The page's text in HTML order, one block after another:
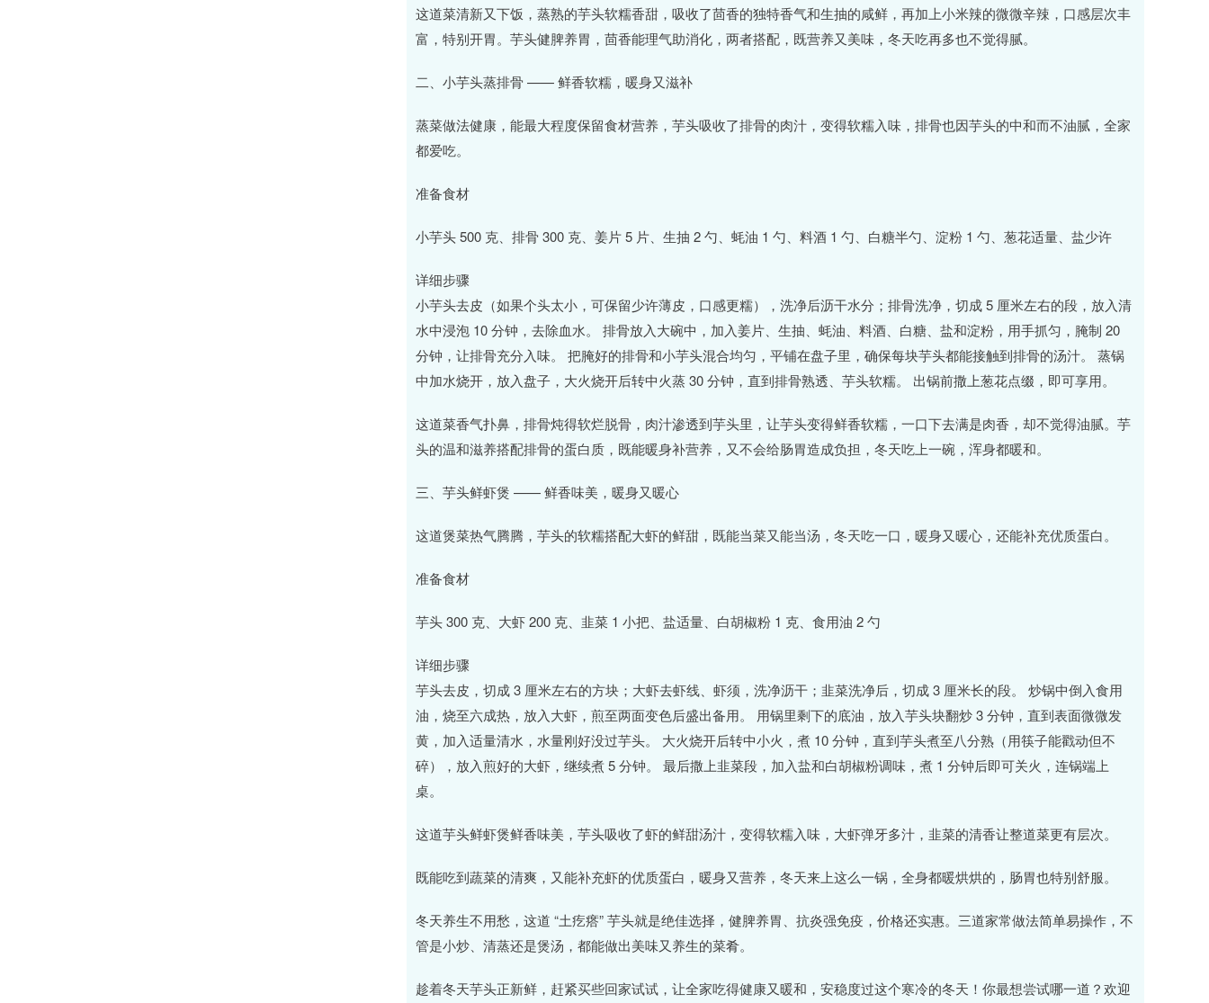
这道菜清新又下饭，蒸熟的芋头软糯香甜，吸收了茴香的独特香气和生抽的咸鲜，再加上小米辣的微微辛辣，口感层次丰
富，特别开胃。芋头健脾养胃，茴香能理气助消化，两者搭配，既营养又美味，冬天吃再多也不觉得腻。
二、小芋头蒸排骨 —— 鲜香软糯，暖身又滋补
蒸菜做法健康，能最大程度保留食材营养，芋头吸收了排骨的肉汁，变得软糯入味，排骨也因芋头的中和而不油腻，全家
都爱吃。
准备食材
小芋头 500 克、排骨 300 克、姜片 5 片、生抽 2 勺、蚝油 1 勺、料酒 1 勺、白糖半勺、淀粉 1 勺、葱花适量、盐少许
详细步骤
小芋头去皮（如果个头太小，可保留少许薄皮，口感更糯），洗净后沥干水分；排骨洗净，切成 5 厘米左右的段，放入清
水中浸泡 10 分钟，去除血水。 排骨放入大碗中，加入姜片、生抽、蚝油、料酒、白糖、盐和淀粉，用手抓匀，腌制 20
分钟，让排骨充分入味。 把腌好的排骨和小芋头混合均匀，平铺在盘子里，确保每块芋头都能接触到排骨的汤汁。 蒸锅
中加水烧开，放入盘子，大火烧开后转中火蒸 30 分钟，直到排骨熟透、芋头软糯。 出锅前撒上葱花点缀，即可享用。
这道菜香气扑鼻，排骨炖得软烂脱骨，肉汁渗透到芋头里，让芋头变得鲜香软糯，一口下去满是肉香，却不觉得油腻。芋
头的温和滋养搭配排骨的蛋白质，既能暖身补营养，又不会给肠胃造成负担，冬天吃上一碗，浑身都暖和。
三、芋头鲜虾煲 —— 鲜香味美，暖身又暖心
这道煲菜热气腾腾，芋头的软糯搭配大虾的鲜甜，既能当菜又能当汤，冬天吃一口，暖身又暖心，还能补充优质蛋白。
准备食材
芋头 300 克、大虾 200 克、韭菜 1 小把、盐适量、白胡椒粉 1 克、食用油 2 勺
详细步骤
芋头去皮，切成 3 厘米左右的方块；大虾去虾线、虾须，洗净沥干；韭菜洗净后，切成 3 厘米长的段。 炒锅中倒入食用
油，烧至六成热，放入大虾，煎至两面变色后盛出备用。 用锅里剩下的底油，放入芋头块翻炒 3 分钟，直到表面微微发
黄，加入适量清水，水量刚好没过芋头。 大火烧开后转中小火，煮 10 分钟，直到芋头煮至八分熟（用筷子能戳动但不
碎），放入煎好的大虾，继续煮 5 分钟。 最后撒上韭菜段，加入盐和白胡椒粉调味，煮 1 分钟后即可关火，连锅端上
桌。
这道芋头鲜虾煲鲜香味美，芋头吸收了虾的鲜甜汤汁，变得软糯入味，大虾弹牙多汁，韭菜的清香让整道菜更有层次。
既能吃到蔬菜的清爽，又能补充虾的优质蛋白，暖身又营养，冬天来上这么一锅，全身都暖烘烘的，肠胃也特别舒服。
冬天养生不用愁，这道 “土疙瘩” 芋头就是绝佳选择，健脾养胃、抗炎强免疫，价格还实惠。三道家常做法简单易操作，不
管是小炒、清蒸还是煲汤，都能做出美味又养生的菜肴。
趁着冬天芋头正新鲜，赶紧买些回家试试，让全家吃得健康又暖和，安稳度过这个寒冷的冬天！你最想尝试哪一道？欢迎